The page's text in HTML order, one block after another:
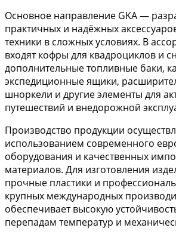
Основное направление GKA —
практичных и надёжных
техники в сложных условиях. В
входят кофры для квадроциклов и
дополнительные топливные баки,
экспедиционные ящики,
шноркели и другие элементы для
путешествий и внедорожной
Производство продукции
использованием современного
оборудования и качественных
материалов. Для изготовления
прочные пластики и
крупных международных
обеспечивает высокую
перепадам температур и